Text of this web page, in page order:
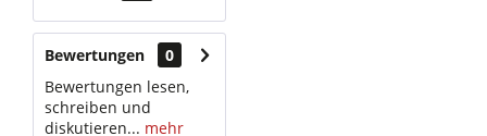
Bewertungen
0
Bewertungen lesen,
schreiben und
diskutieren... mehr